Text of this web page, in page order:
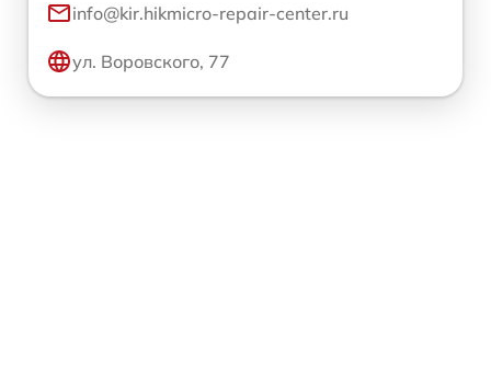
info@kir.hikmicro-repair-center.ru
ул. Воровского, 77